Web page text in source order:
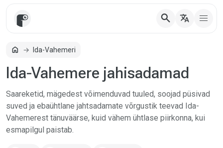
search translate
homeAvalehtIda-Vahemeri
Ida-Vahemere jahisadamad
Saareketid, mägedest võimenduvad tuuled, soojad püsivad
suved ja ebaühtlane jahtsadamate võrgustik teevad Ida-
Vahemerest tänuväärse, kuid vähem ühtlase piirkonna, kui
esmapilgul paistab.